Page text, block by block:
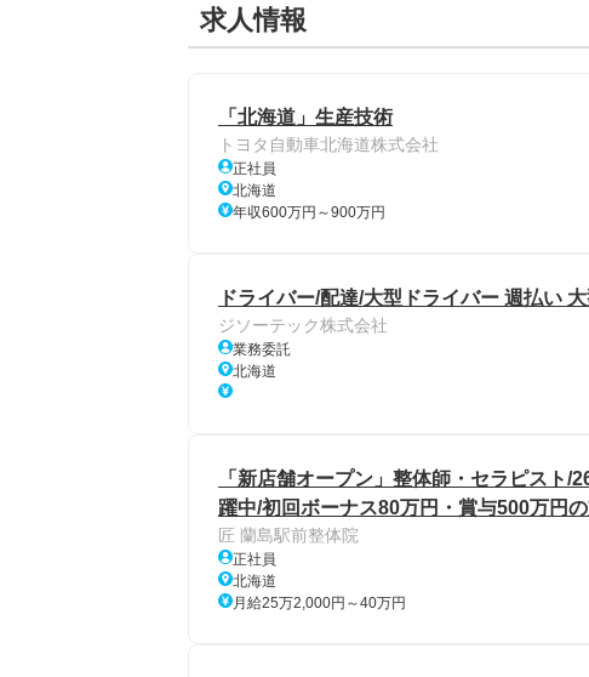
求人情報
「北海道」生産技術
トヨタ自動車北海道株式会社
正社員
北海道
年収600万円～900万円
ドライバー/配達/大型ドライバー 週払い
ジソーテック株式会社
業務委託
北海道
「新店舗オープン」整体師・セラピスト
躍中/初回ボーナス80万円・賞与500万円
匠 蘭島駅前整体院
正社員
北海道
月給25万2,000円～40万円